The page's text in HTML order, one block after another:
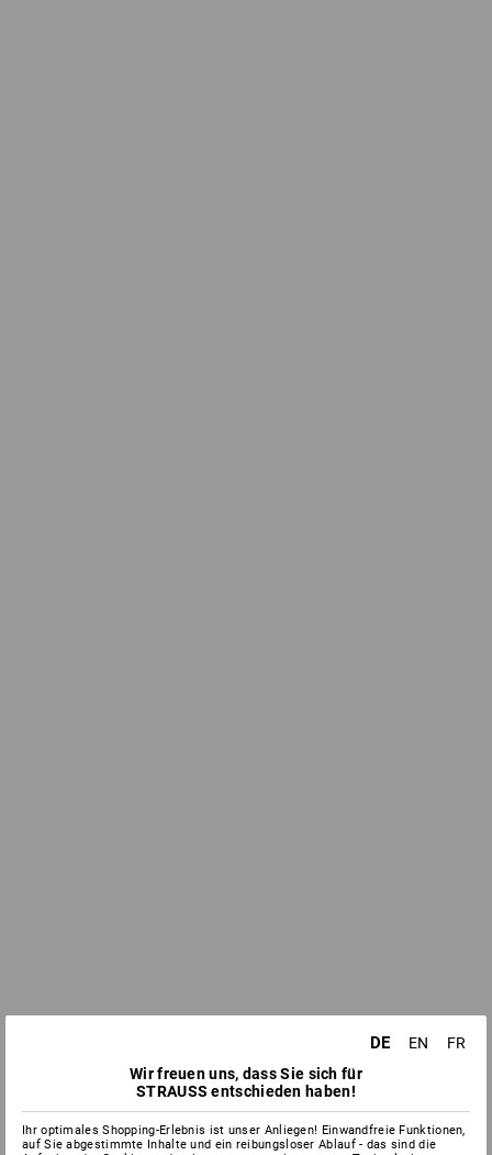
DE EN
FR
Wir freuen uns, dass Sie sich für
STRAUSS entschieden haben!
Ihr optimales Shopping-Erlebnis ist unser Anliegen! Einwandfreie Funktionen,
auf Sie abgestimmte Inhalte und ein reibungsloser Ablauf - das sind die